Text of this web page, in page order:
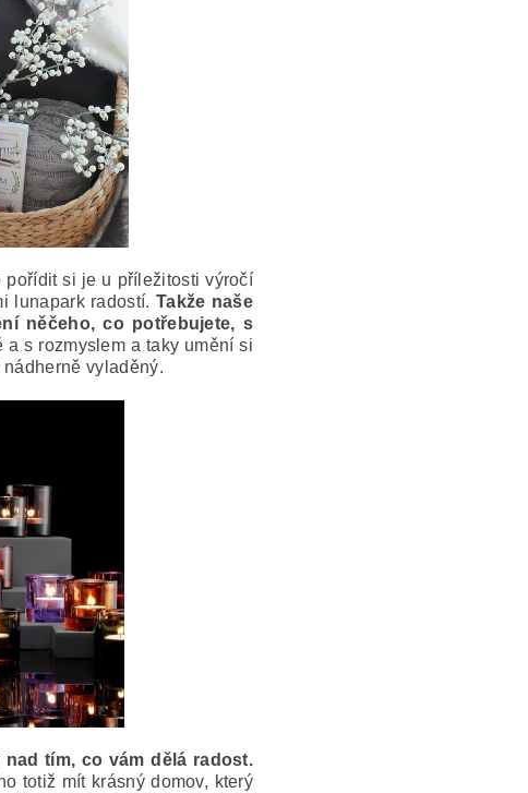
pořídit si je u příležitosti výročí
lunapark radostí. Takže naše
něčeho, co potřebujete, s
s rozmyslem a taky umění si
vyladěný.
tím, co vám dělá radost.
totiž mít krásný domov, který